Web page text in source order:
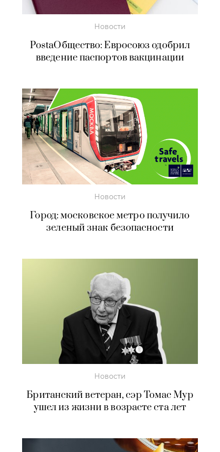
Новости
PostaОбщество: Евросоюз одобрил
введение паспортов вакцинации
Новости
Город: московское метро получило
зеленый знак безопасности
Новости
Британский ветеран, сэр Томас Мур
ушел из жизни в возрасте ста лет